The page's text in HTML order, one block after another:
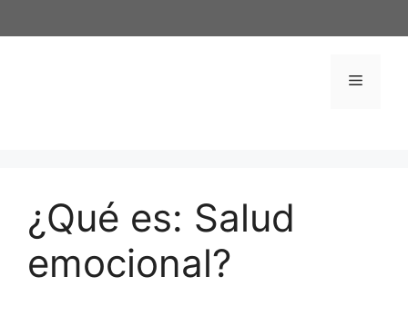
al
Menú
¿Qué es: Salud
emocional?